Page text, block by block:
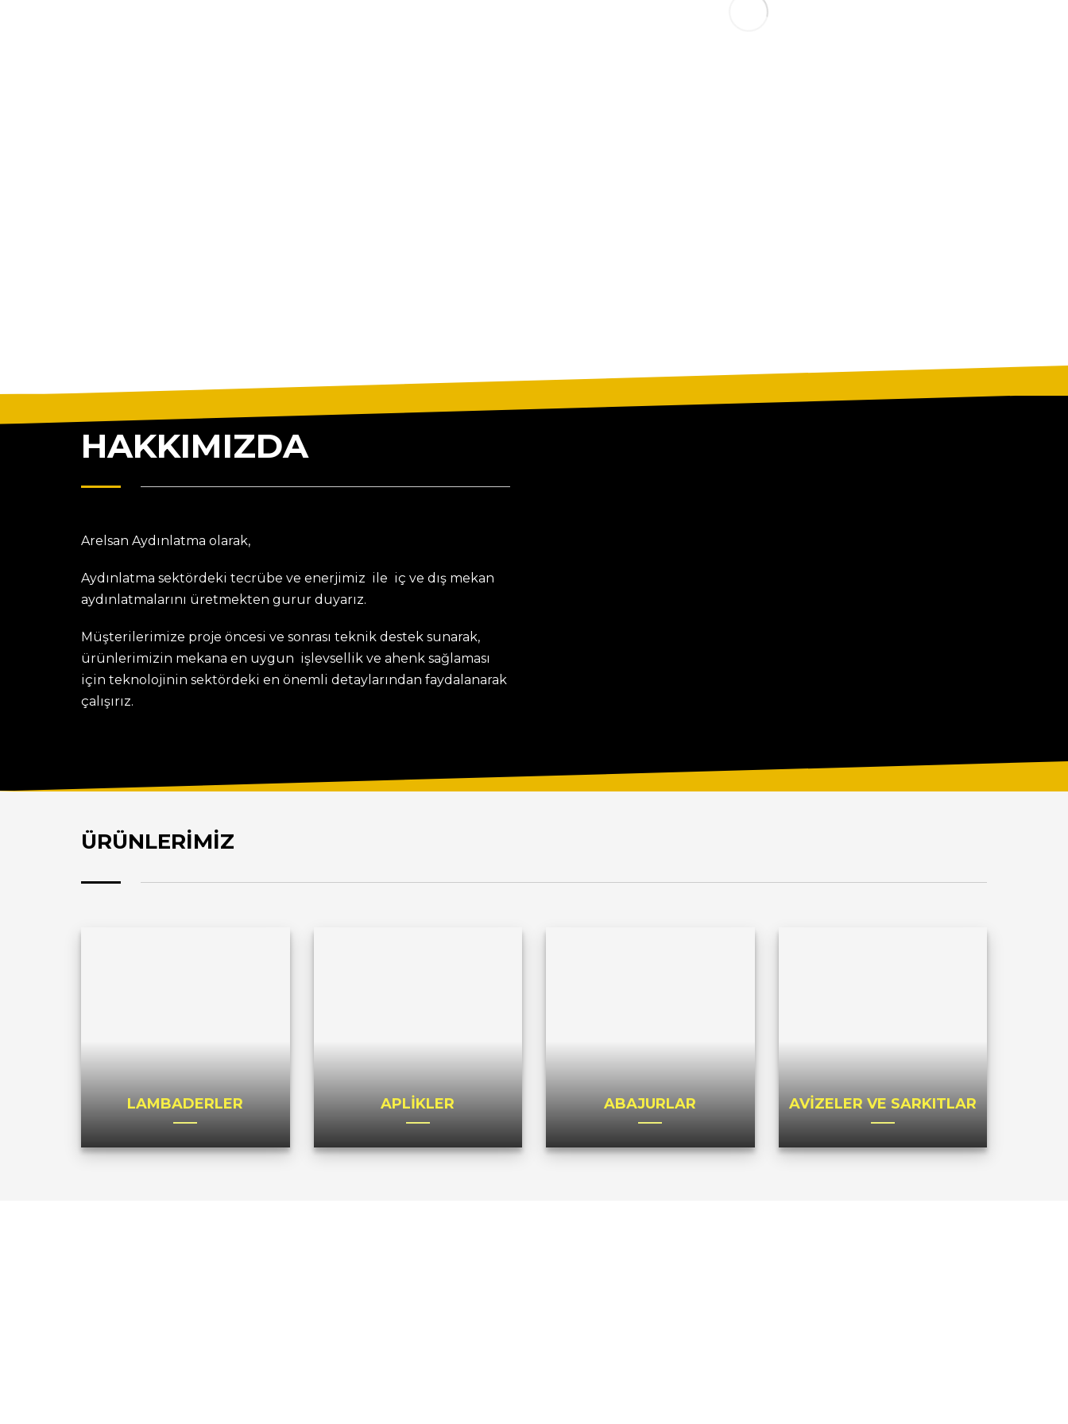
HAKKIMIZDA
Arelsan Aydınlatma olarak,
Aydınlatma sektördeki tecrübe ve enerjimiz ile iç ve dış mekan
aydınlatmalarını üretmekten gurur duyarız.
Müşterilerimize proje öncesi ve sonrası teknik destek sunarak,
ürünlerimizin mekana en uygun işlevsellik ve ahenk sağlaması
için teknolojinin sektördeki en önemli detaylarından faydalanarak
çalışırız.
ÜRÜNLERİMİZ
LAMBADERLER APLİKLER ABAJURLAR AVİZELER VE SARKITLAR